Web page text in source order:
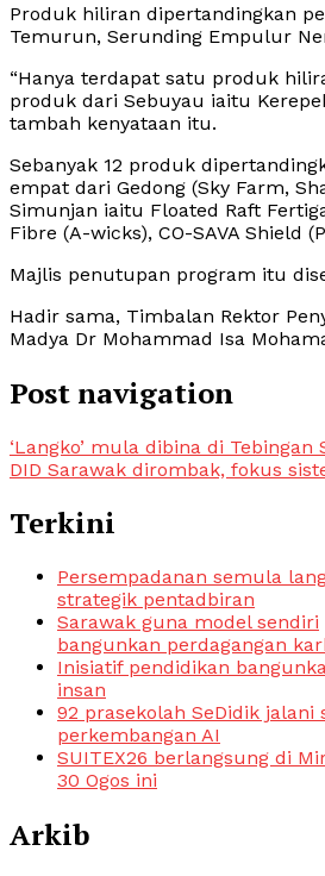
Produk hiliran dipertandingkan
Temurun, Serunding Empulur
“Hanya terdapat satu produk
produk dari Sebuyau iaitu
tambah kenyataan itu.
Sebanyak 12 produk
empat dari Gedong (Sky Farm,
Simunjan iaitu Floated Raft
Fibre (A-wicks), CO-SAVA Shield
Majlis penutupan program itu
Hadir sama, Timbalan Rektor
Madya Dr Mohammad Isa
Post navigation
‘Langko’ mula dibina di
DID Sarawak dirombak, fokus
Terkini
Persempadanan semula
strategik pentadbiran
Sarawak guna model sendiri
bangunkan perdagangan
Inisiatif pendidikan
insan
92 prasekolah SeDidik jalani
perkembangan AI
SUITEX26 berlangsung di
30 Ogos ini
Arkib